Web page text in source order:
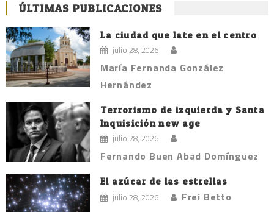
ÚLTIMAS PUBLICACIONES
La ciudad que late en el centro
julio 28, 2026
María Fernanda González
Hernández
Terrorismo de izquierda y Santa
Inquisición new age
julio 28, 2026
Fernando Buen Abad Domínguez
El azúcar de las estrellas
julio 28, 2026 Frei Betto